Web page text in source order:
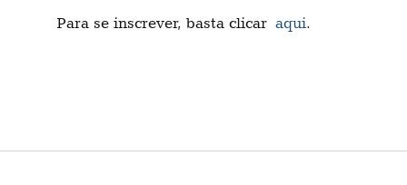
Para se inscrever, basta clicar aqui.